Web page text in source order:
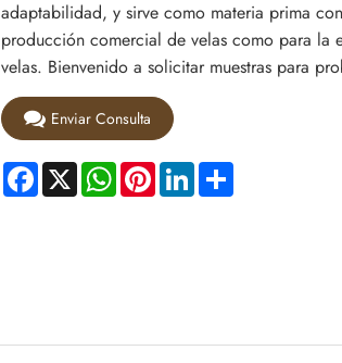
adaptabilidad, y sirve como materia prima
producción comercial de velas como para la
velas. Bienvenido a solicitar muestras para
Enviar Consulta
Facebook
X WhatsApp
PinterestLinkedInShare